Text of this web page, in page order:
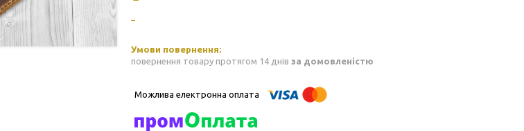
повернення товару протягом 14 днів за домовленістю